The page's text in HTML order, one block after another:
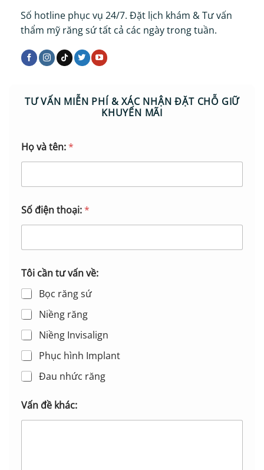
Số hotline phục vụ 24/7. Đặt lịch khám & Tư vấn
thẩm mỹ răng sứ tất cả các ngày trong tuần.
TƯ VẤN MIỄN PHÍ & XÁC NHẬN ĐẶT CHỖ GIỮ
KHUYẾN MÃI
ố
T
i
ầ
n
Họ và tên:*
Số điện thoại:*
Tôi cần tư vấn về:
Bọc răng sứ
Niềng răng
Niềng Invisalign
Phục hình Implant
Đau nhức răng
Vấn đề khác: